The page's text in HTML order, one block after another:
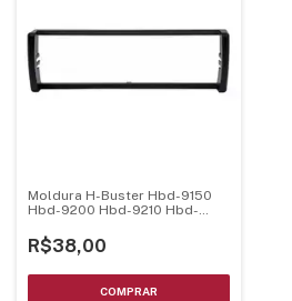
Moldura H-Buster Hbd-9150
Hbd-9200 Hbd-9210 Hbd-
R$38,00